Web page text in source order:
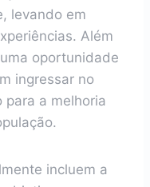
levando em
Além
oportunidade
ingressar no
para a melhoria
incluem a